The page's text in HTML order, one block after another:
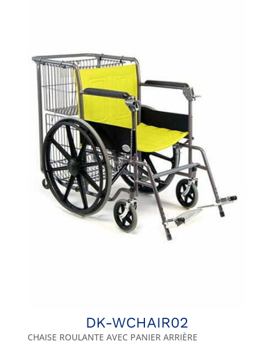
DK-WCHAIR02
CHAISE ROULANTE AVEC PANIER ARRIÈRE